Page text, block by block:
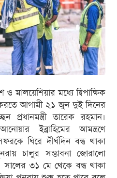
ও মালয়েশিয়ার মধ্যে দ্বিপাক্ষিক
আগামী ২১ জুন দুই দিনের
প্রধানমন্ত্রী তারেক রহমান।
আনোয়ার ইব্রাহিমের আমন্ত্রণে
ঘিরে দীর্ঘদিন বন্ধ থাকা
চালুর সম্ভাবনা জোরালো
৩১ মে থেকে বন্ধ থাকা